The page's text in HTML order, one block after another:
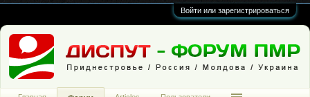
Войти или зарегистрироваться